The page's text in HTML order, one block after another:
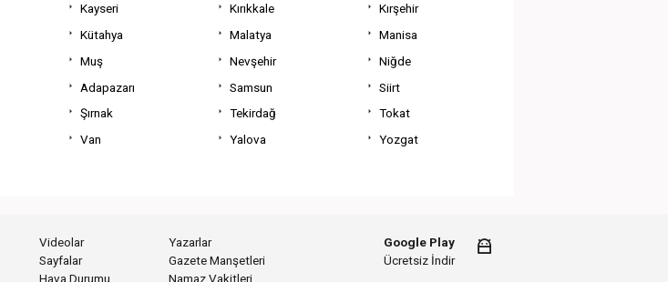
Kayseri Kırıkkale
Kırşehir
Kütahya Malatya
Manisa
Muş Nevşehir
Niğde
Adapazarı Samsun
Siirt
Şırnak Tekirdağ
Tokat
Van Yalova
Yozgat
Videolar
Yazarlar
Sayfalar
Gazete Manşetleri
Hava Durumu Namaz Vakitleri
Google Play
Ücretsiz İndir